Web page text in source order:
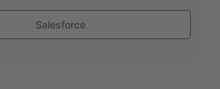
Salesforce